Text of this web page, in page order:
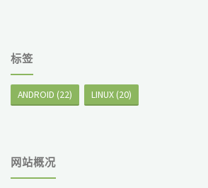
标签
ANDROID (22) LINUX (20)
网站概况